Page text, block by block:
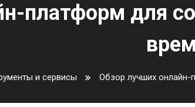
платформ для
и сервисы Обзор лучших онлайн-